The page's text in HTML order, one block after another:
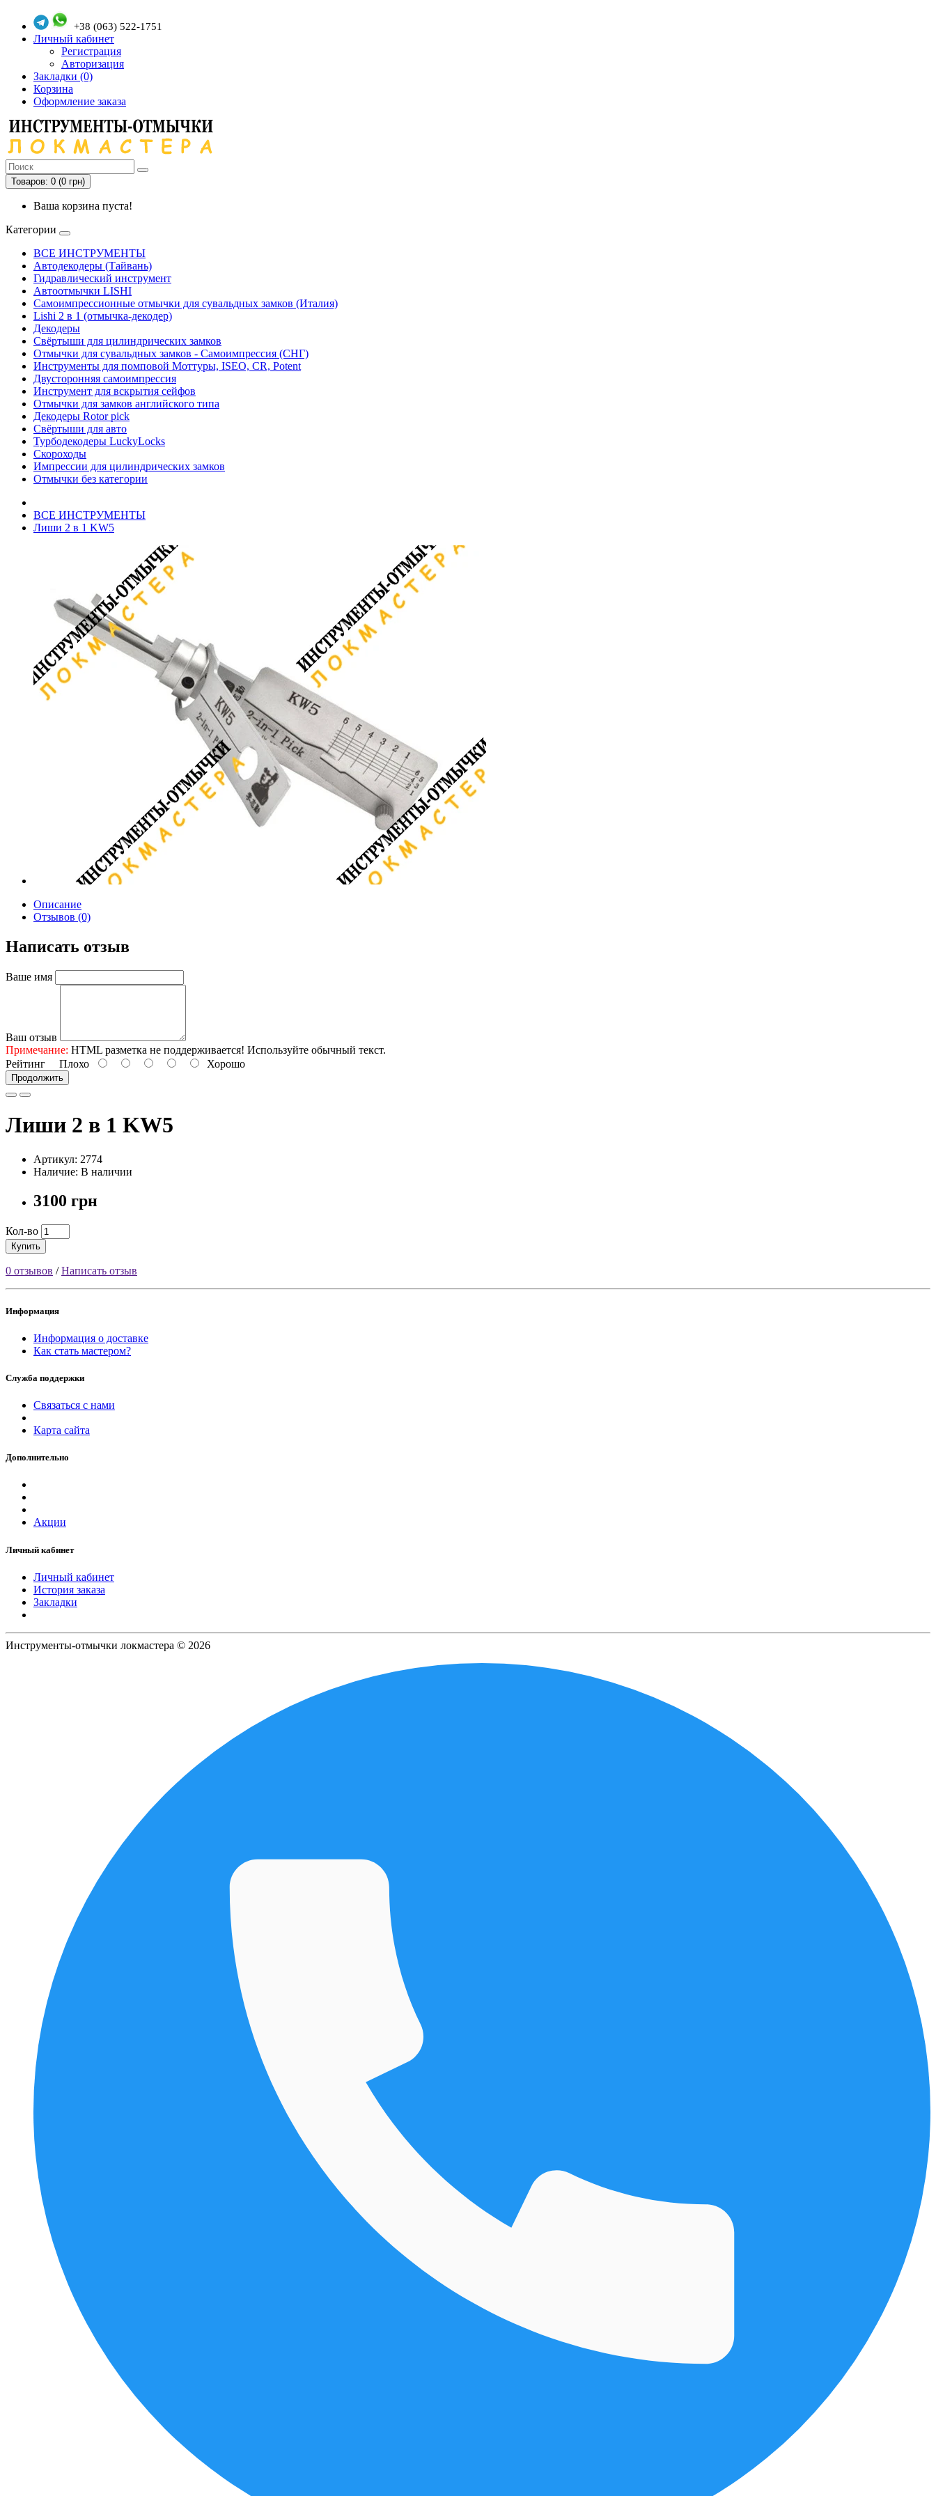
+38 (063) 522-1751
Личный кабинет
Регистрация
Авторизация
Закладки (0)
Корзина
Оформление заказа
Товаров: 0 (0 грн)
Ваша корзина пуста!
Категории
ВСЕ ИНСТРУМЕНТЫ
Автодекодеры (Тайвань)
Гидравлический инструмент
Автоотмычки LISHI
Самоимпрессионные отмычки для сувальдных замков (Италия)
Lishi 2 в 1 (отмычка-декодер)
Декодеры
Свёртыши для цилиндрических замков
Отмычки для сувальдных замков - Самоимпрессия (СНГ)
Инструменты для помповой Моттуры, ISEO, CR, Potent
Двусторонняя самоимпрессия
Инструмент для вскрытия сейфов
Отмычки для замков английского типа
Декодеры Rotor pick
Свёртыши для авто
Турбодекодеры LuckyLocks
Скороходы
Импрессии для цилиндрических замков
Отмычки без категории
ВСЕ ИНСТРУМЕНТЫ
Лиши 2 в 1 KW5
Описание
Отзывов (0)
Написать отзыв
Ваше имя
Ваш отзыв
Примечание: HTML разметка не поддерживается! Используйте обычный текст.
Рейтинг Плохо Хорошо
Продолжить
Лиши 2 в 1 KW5
Артикул: 2774
Наличие: В наличии
3100 грн
Кол-во
Купить
0 отзывов /Написать отзыв
Информация
Информация о доставке
Как стать мастером?
Служба поддержки
Связаться с нами
Карта сайта
Дополнительно
Акции
Личный кабинет
Личный кабинет
История заказа
Закладки
Инструменты-отмычки локмастера © 2026